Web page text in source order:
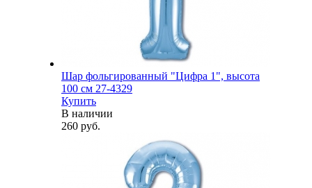
Шар фольгированный "Цифра 1", высота
100 см 27-4329
Купить
В наличии
260 руб.